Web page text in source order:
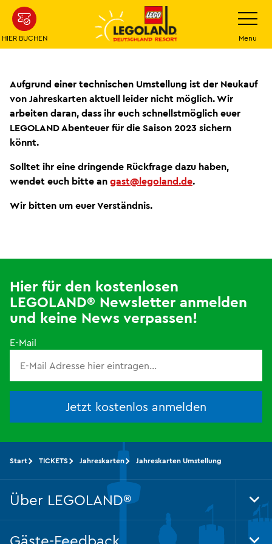
Weiter
zum
Hauptinhalt
HIER BUCHEN Menu
Aufgrund einer technischen Umstellung ist der Neukauf
von Jahreskarten aktuell leider nicht möglich. Wir
arbeiten daran, dass ihr euch schnellstmöglich euer
LEGOLAND Abenteuer für die Saison 2023 sichern
könnt.
Solltet ihr eine dringende Rückfrage dazu haben,
wendet euch bitte an gast@legoland.de.
Wir bitten um euer Verständnis.
Hier für den kostenlosen
LEGOLAND® Newsletter anmelden
und keine News verpassen!
E-Mail
Jetzt kostenlos anmelden
Start TICKETS Jahreskarten Jahreskarten Umstellung
Über LEGOLAND®
Gäste-Feedback